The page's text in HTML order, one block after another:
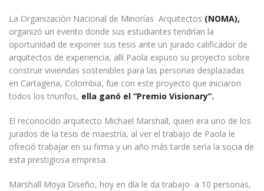
La Organización Nacional de Minorías Arquitectos (NOMA),
organizó un evento donde sus estudiantes tendrían la
oportunidad de exponer sus tesis ante un jurado calificador de
arquitectos de experiencia, allí Paola expuso su proyecto sobre
construir viviendas sostenibles para las personas desplazadas
en Cartagena, Colombia, fue con este proyecto que iniciaron
todos los triunfos, ella ganó el “Premio Visionary”.
El reconocido arquitecto Michael Marshall, quien era uno de los
jurados de la tesis de maestría, al ver el trabajo de Paola le
ofreció trabajar en su firma y un año más tarde sería la socia de
esta prestigiosa empresa.
Marshall Moya Diseño, hoy en día le da trabajo a 10 personas,